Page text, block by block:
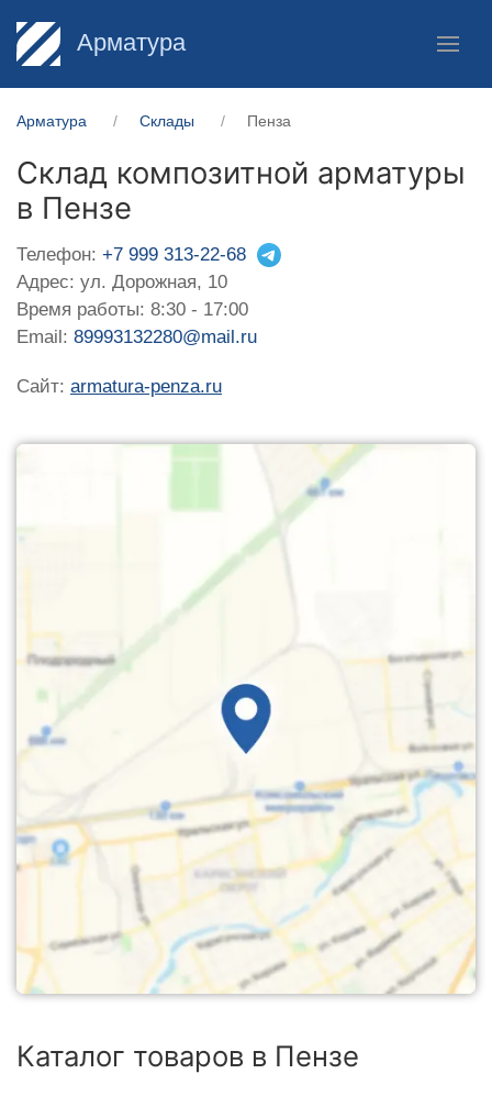
Арматура
Арматура Склады Пенза
Склад композитной арматуры
в Пензе
Телефон: +7 999 313-22-68
Адрес: ул. Дорожная, 10
Время работы: 8:30 - 17:00
Email: 89993132280@mail.ru
Сайт: armatura-penza.ru
Каталог товаров в Пензе